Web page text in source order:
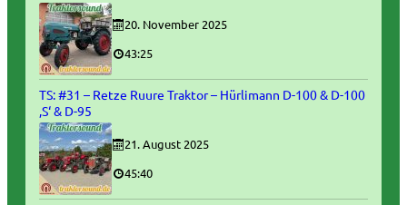
20. November 2025
43:25
TS: #31 – Retze Ruure Traktor – Hürlimann D-100 & D-100
‚S‘ & D-95
21. August 2025
45:40